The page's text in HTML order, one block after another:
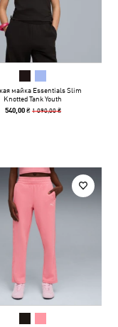
майка Essentials Slim
Knotted Tank Youth
540,00 ₴ 1 090,00 ₴